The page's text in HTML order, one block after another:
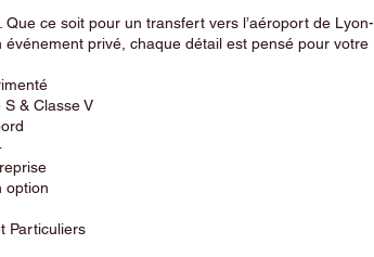
ce soit pour un transfert vers l’aéroport de Lyon-
privé, chaque détail est pensé pour votre
& Classe V
Particuliers